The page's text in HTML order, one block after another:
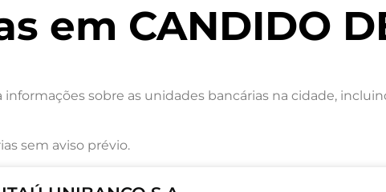
em CANDIDO
sobre as unidades bancárias na cidade,
sem aviso prévio.